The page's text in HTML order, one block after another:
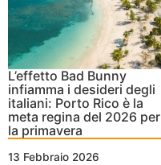
L’effetto Bad Bunny
infiamma i desideri degli
italiani: Porto Rico è la
meta regina del 2026 per
la primavera
13 Febbraio 2026